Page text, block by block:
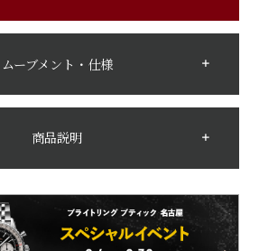
ムーブメント・仕様
商品説明